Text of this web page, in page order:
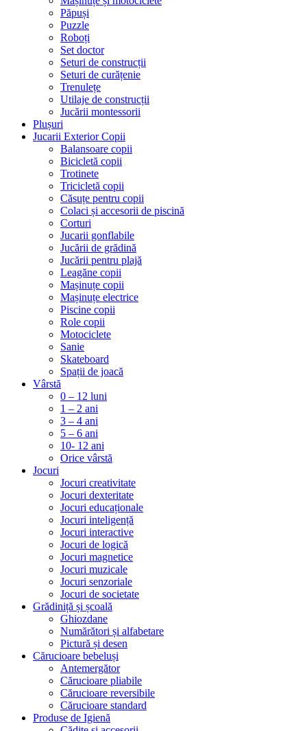
Păpuși
Puzzle
Roboți
Set doctor
Seturi de construcții
Seturi de curățenie
Trenulețe
Utilaje de construcții
Jucării montessorii
Plușuri
Jucarii Exterior Copii
Balansoare copii
Bicicletă copii
Trotinete
Tricicletă copii
Căsuțe pentru copii
Colaci și accesorii de piscină
Corturi
Jucarii gonflabile
Jucării de grădină
Jucării pentru plajă
Leagăne copii
Mașinuțe copii
Mașinuțe electrice
Piscine copii
Role copii
Motociclete
Sanie
Skateboard
Spații de joacă
Vârstă
0 – 12 luni
1 – 2 ani
3 – 4 ani
5 – 6 ani
10- 12 ani
Orice vârstă
Jocuri
Jocuri creativitate
Jocuri dexteritate
Jocuri educaționale
Jocuri inteligență
Jocuri interactive
Jocuri de logică
Jocuri magnetice
Jocuri muzicale
Jocuri senzoriale
Jocuri de societate
Grădiniță și școală
Ghiozdane
Numărători și alfabetare
Pictură și desen
Cărucioare bebeluși
Antemergător
Cărucioare pliabile
Cărucioare reversibile
Cărucioare standard
Produse de Igienă